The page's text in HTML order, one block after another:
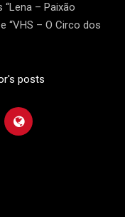
– Paixão
“VHS – O Circo dos
posts